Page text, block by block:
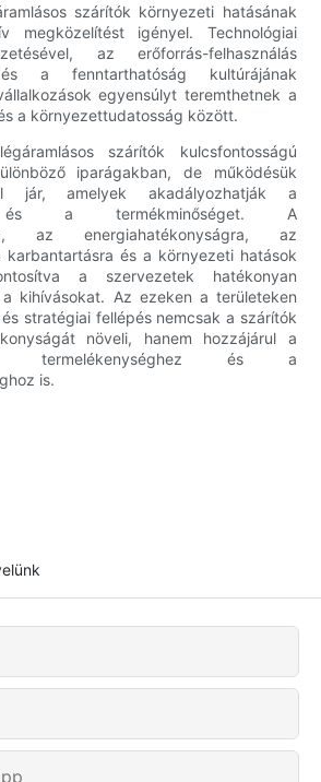
szárítók környezeti hatásának
megközelítést igényel. Technológiai
az erőforrás-felhasználás
és a fenntarthatóság kultúrájának
egyensúlyt teremthetnek a
a környezettudatosság között.
szárítók kulcsfontosságú
iparágakban, de működésük
jár, amelyek akadályozhatják a
és a termékminőséget. A
az energiahatékonyságra, az
karbantartásra és a környezeti hatások
a szervezetek hatékonyan
kihívásokat. Az ezeken a területeken
stratégiai fellépés nemcsak a szárítók
növeli, hanem hozzájárul a
termelékenységhez és a
is.